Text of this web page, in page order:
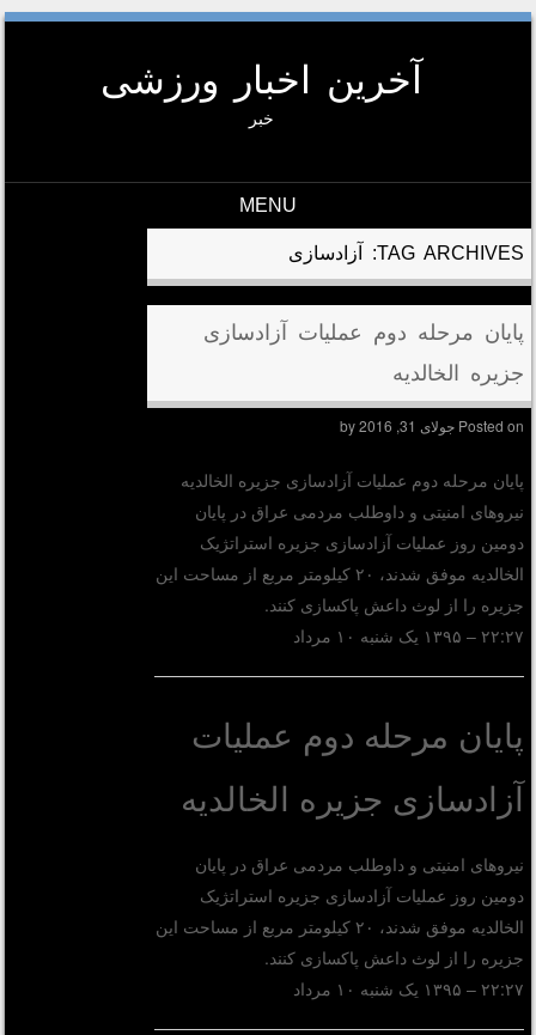
آخرین اخبار ورزشی
خبر
MENU
Skip to
TAG ARCHIVES: آزادسازی
پایان مرحله دوم عملیات آزادسازی
جزیره الخالدیه
Posted onجولای 31, 2016 by
پایان مرحله دوم عملیات آزادسازی جزیره الخالدیه
نیروهای امنیتی و داوطلب مردمی عراق در پایان
دومین روز عملیات آزادسازی جزیره استراتژیک
الخالدیه موفق شدند، ۲۰ کیلومتر مربع از مساحت این
جزیره را از لوث داعش پاکسازی کنند.
۲۲:۲۷ – ۱۳۹۵ یک شنبه ۱۰ مرداد
پایان مرحله دوم عملیات
آزادسازی جزیره الخالدیه
نیروهای امنیتی و داوطلب مردمی عراق در پایان
دومین روز عملیات آزادسازی جزیره استراتژیک
الخالدیه موفق شدند، ۲۰ کیلومتر مربع از مساحت این
جزیره را از لوث داعش پاکسازی کنند.
۲۲:۲۷ – ۱۳۹۵ یک شنبه ۱۰ مرداد